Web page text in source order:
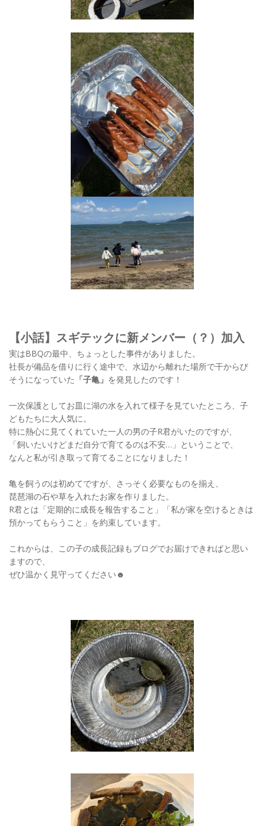
【小話】スギテックに新メンバー（？）加入
実はBBQの最中、ちょっとした事件がありました。
社長が備品を借りに行く途中で、水辺から離れた場所で干からび
そうになっていた 「子亀」 を発見したのです！
一次保護としてお皿に湖の水を入れて様子を見ていたところ、子
どもたちに大人気に。
特に熱心に見てくれていた一人の男の子R君がいたのですが、
「飼いたいけどまだ自分で育てるのは不安…」ということで、
なんと私が引き取って育てることになりました！
亀を飼うのは初めてですが、さっそく必要なものを揃え、
琵琶湖の石や草を入れたお家を作りました。
R君とは「定期的に成長を報告すること」「私が家を空けるときは
預かってもらうこと」を約束しています。
これからは、この子の成長記録もブログでお届けできればと思い
ますので、
ぜひ温かく見守ってください☻